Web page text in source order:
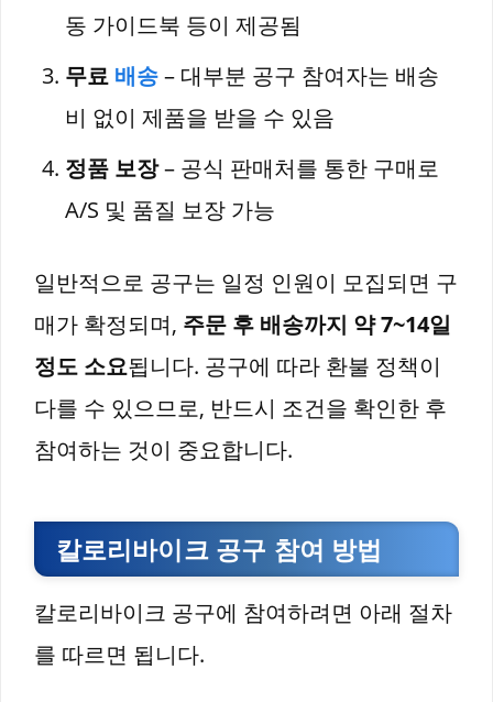
동 가이드북 등이 제공됨
무료 배송– 대부분 공구 참여자는 배송
비 없이 제품을 받을 수 있음
정품 보장– 공식 판매처를 통한 구매로
A/S 및 품질 보장 가능
일반적으로 공구는 일정 인원이 모집되면 구
매가 확정되며, 주문 후 배송까지 약 7~14일
정도 소요됩니다. 공구에 따라 환불 정책이
다를 수 있으므로, 반드시 조건을 확인한 후
참여하는 것이 중요합니다.
칼로리바이크 공구 참여 방법
칼로리바이크 공구에 참여하려면 아래 절차
를 따르면 됩니다.